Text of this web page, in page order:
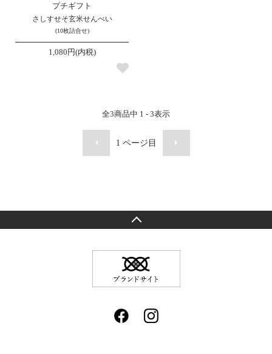
プチギフト
さしすせそ玄米せんべい
(10枚詰合せ)
1,080円(内税)
全3商品中 1 - 3表示
1 ページ目